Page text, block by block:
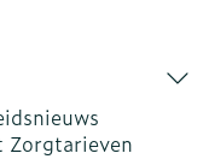
Zorgtarieven